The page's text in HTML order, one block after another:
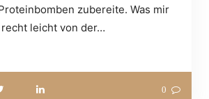
zubereite. Was mir
recht leicht von der…
0